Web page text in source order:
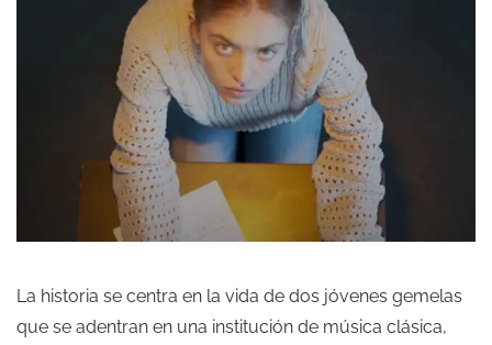
La historia se centra en la vida de dos jóvenes gemelas
que se adentran en una institución de música clásica,